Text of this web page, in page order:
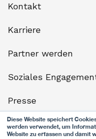
Diese Website speichert
werden verwendet, um
Website zu erfassen und damit
Kontakt
Karriere
Partner werden
Soziales
Presse
Datenschutz